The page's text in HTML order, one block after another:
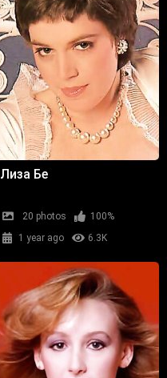
Лиза Бе
20 photos
100%
1 year ago
6.3K